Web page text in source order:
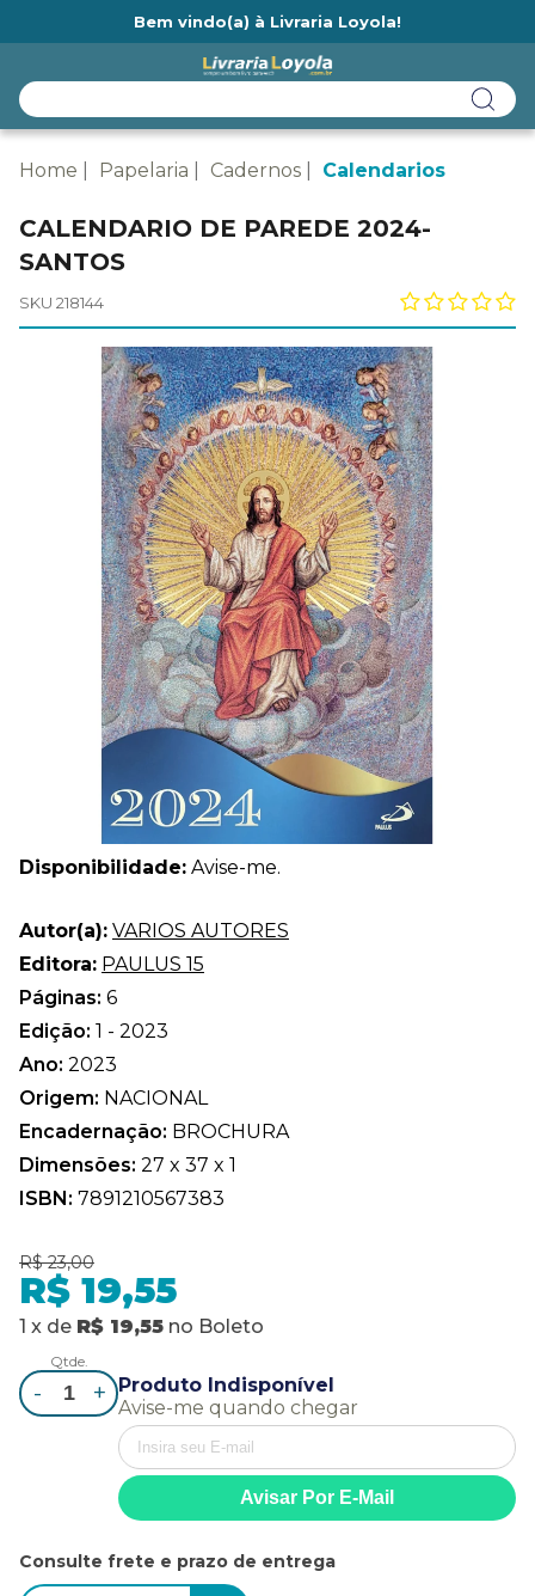
Bem vindo(a) à Livraria Loyola!
Home Papelaria Cadernos Calendarios
CALENDARIO DE PAREDE 2024-
SANTOS
SKU 218144
Disponibilidade: Avise-me.
Autor(a): VARIOS AUTORES
Editora: PAULUS 15
Páginas: 6
Edição: 1 - 2023
Ano: 2023
Origem: NACIONAL
Encadernação: BROCHURA
Dimensões: 27 x 37 x 1
ISBN: 7891210567383
R$ 23,00
R$ 19,55
1 x de R$ 19,55 no Boleto
Qtde.
- +
Produto Indisponível
Avise-me quando chegar
Consulte frete e prazo de entrega